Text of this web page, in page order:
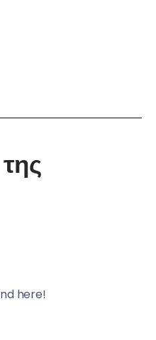
here!